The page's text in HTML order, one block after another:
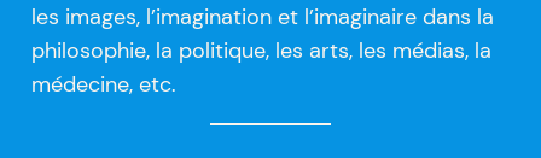
les images, l’imagination et l’imaginaire dans la
philosophie, la politique, les arts, les médias, la
médecine, etc.